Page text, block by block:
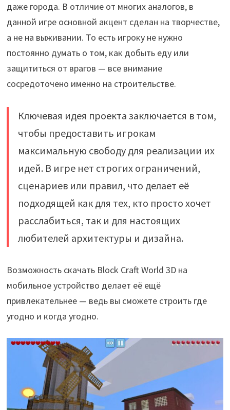
даже города. В отличие от многих аналогов, в
данной игре основной акцент сделан на творчестве,
а не на выживании. То есть игроку не нужно
постоянно думать о том, как добыть еду или
защититься от врагов — все внимание
сосредоточено именно на строительстве.
Ключевая идея проекта заключается в том,
чтобы предоставить игрокам
максимальную свободу для реализации их
идей. В игре нет строгих ограничений,
сценариев или правил, что делает её
подходящей как для тех, кто просто хочет
расслабиться, так и для настоящих
любителей архитектуры и дизайна.
Возможность скачать Block Craft World 3D на
мобильное устройство делает её ещё
привлекательнее — ведь вы сможете строить где
угодно и когда угодно.